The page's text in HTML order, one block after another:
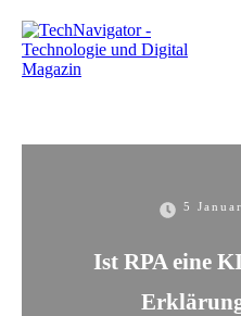
5
Ist RPA eine